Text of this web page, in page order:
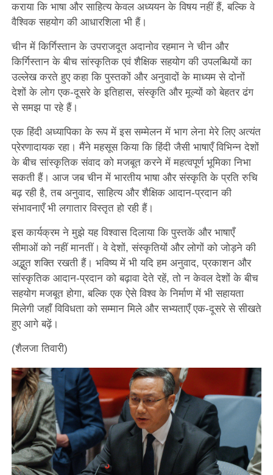
कराया कि भाषा और साहित्य केवल अध्ययन के विषय नहीं हैं, बल्कि वे
वैश्विक सहयोग की आधारशिला भी हैं।
चीन में किर्गिस्तान के उपराजदूत अदानोव रहमान ने चीन और
किर्गिस्तान के बीच सांस्कृतिक एवं शैक्षिक सहयोग की उपलब्धियों का
उल्लेख करते हुए कहा कि पुस्तकों और अनुवादों के माध्यम से दोनों
देशों के लोग एक-दूसरे के इतिहास, संस्कृति और मूल्यों को बेहतर ढंग
से समझ पा रहे हैं।
एक हिंदी अध्यापिका के रूप में इस सम्मेलन में भाग लेना मेरे लिए अत्यंत
प्रेरणादायक रहा। मैंने महसूस किया कि हिंदी जैसी भाषाएँ विभिन्न देशों
के बीच सांस्कृतिक संवाद को मजबूत करने में महत्वपूर्ण भूमिका निभा
सकती हैं। आज जब चीन में भारतीय भाषा और संस्कृति के प्रति रुचि
बढ़ रही है, तब अनुवाद, साहित्य और शैक्षिक आदान-प्रदान की
संभावनाएँ भी लगातार विस्तृत हो रही हैं।
इस कार्यक्रम ने मुझे यह विश्वास दिलाया कि पुस्तकें और भाषाएँ
सीमाओं को नहीं मानतीं। वे देशों, संस्कृतियों और लोगों को जोड़ने की
अद्भुत शक्ति रखती हैं। भविष्य में भी यदि हम अनुवाद, प्रकाशन और
सांस्कृतिक आदान-प्रदान को बढ़ावा देते रहें, तो न केवल देशों के बीच
सहयोग मजबूत होगा, बल्कि एक ऐसे विश्व के निर्माण में भी सहायता
मिलेगी जहाँ विविधता को सम्मान मिले और सभ्यताएँ एक-दूसरे से सीखते
हुए आगे बढ़ें।
(शैलजा तिवारी)